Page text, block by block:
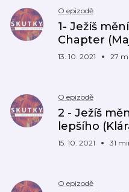
O epizodě
1- Ježíš
Chapter
13. 10. 2021 27
O epizodě
2 - Ježíš
lepšího
15. 10. 2021 31
O epizodě